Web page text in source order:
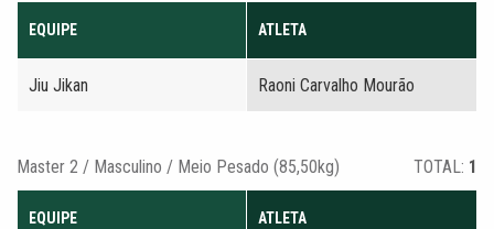
EQUIPE ATLETA
Jiu Jikan Raoni Carvalho Mourão
Master 2 / Masculino / Meio Pesado (85,50kg) TOTAL: 1
EQUIPE ATLETA